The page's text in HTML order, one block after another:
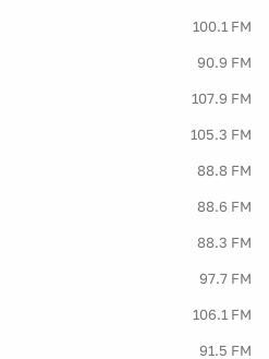
100.1 FM
90.9 FM
107.9 FM
105.3 FM
88.8 FM
88.6 FM
88.3 FM
97.7 FM
106.1 FM
91.5 FM